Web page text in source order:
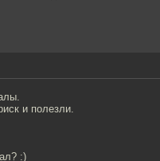
и полезли.
:)